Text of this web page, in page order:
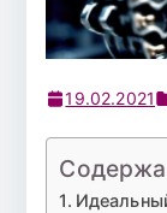
19.02.2021